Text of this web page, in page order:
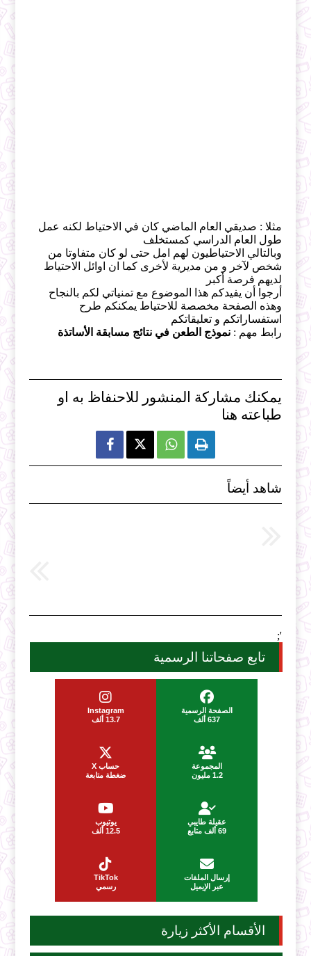
مثلا : صديقي العام الماضي كان في الاحتياط لكنه عمل
طول العام الدراسي كمستخلف
وبالتالي الاحتياطيون لهم امل حتى لو كان متفاوتا من
شخص لآخر و من مديرية لأخرى كما ان اوائل الاحتياط
لديهم فرصة أكبر
أرجوا أن يفيدكم هذا الموضوع مع تمنياتي لكم بالنجاح
وهذه الصفحة مخصصة للاحتياط يمكنكم طرح
استفساراتكم و تعليقاتكم
رابط مهم :نموذج الطعن في نتائج مسابقة الأساتذة
يمكنك مشاركة المنشور للاحنفاظ به او
طباعته هنا
  
شاهد أيضاً
';
تابع صفحاتنا الرسمية
الصفحة الرسمية
637 ألف
Instagram
13.7 ألف
المجموعة
1.2 مليون
حساب X
ضغطة متابعة
عقيلة طايبي
69 ألف متابع
يوتيوب
12.5 ألف
إرسال الملفات
عبر الإيميل
TikTok
رسمي
الأقسام الأكثر زيارة